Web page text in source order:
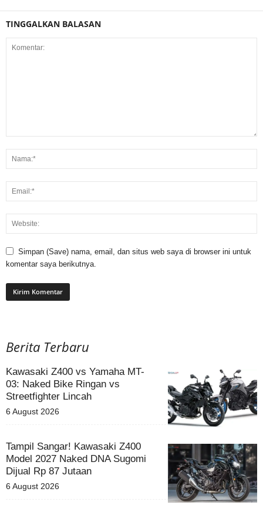
TINGGALKAN BALASAN
Simpan (Save) nama, email, dan situs web saya di browser ini untuk
komentar saya berikutnya.
Berita Terbaru
Kawasaki Z400 vs Yamaha MT-
03: Naked Bike Ringan vs
Streetfighter Lincah
6 August 2026
Tampil Sangar! Kawasaki Z400
Model 2027 Naked DNA Sugomi
Dijual Rp 87 Jutaan
6 August 2026